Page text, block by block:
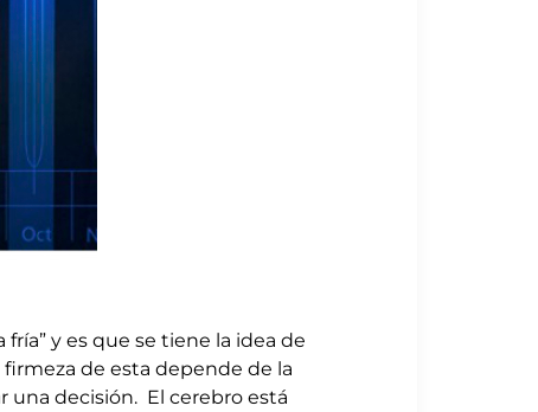
y es que se tiene la idea de
de esta depende de la
decisión. El cerebro está